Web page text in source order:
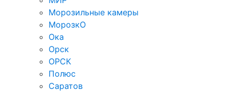
Морозильные камеры
МорозкО
Ока
Орск
ОРСК
Полюс
Саратов